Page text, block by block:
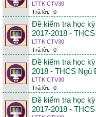
LTTK CTV30
Trả lời:
0
Đề kiểm tra học
2017-2018 -
LTTK CTV30
Trả lời:
0
Đề kiểm tra học
2018 - THCS Ngũ
LTTK CTV30
Trả lời:
0
Đề kiểm tra học
2017-2018 -